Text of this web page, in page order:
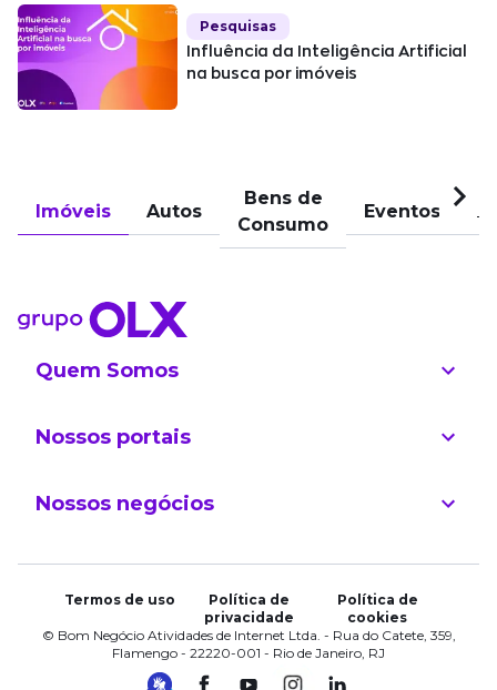
Pesquisas
Influência da Inteligência Artificial
na busca por imóveis
Imóveis Autos
Bens de
Consumo
Eventos
Quem Somos
Nossos portais
Nossos negócios
Termos de uso
Política de
privacidade
Política de
cookies
© Bom Negócio Atividades de Internet Ltda. - Rua do Catete, 359,
Flamengo - 22220-001 - Rio de Janeiro, RJ